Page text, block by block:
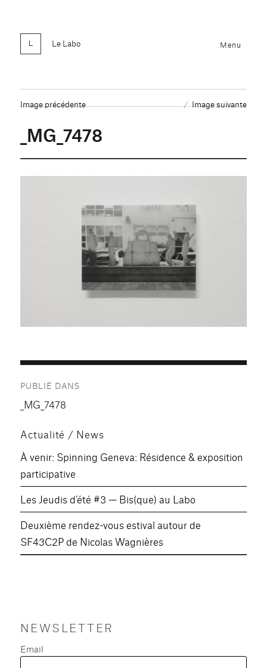
Le Labo Menu
Image précédente Image suivante
_MG_7478
de
PUBLIÉ DANS
_MG_7478
Actualité / News
À venir: Spinning Geneva: Résidence & exposition
participative
Les Jeudis d’été #3 — Bis(que) au Labo
Deuxième rendez-vous estival autour de
SF43C2P de Nicolas Wagnières
NEWSLETTER
Email